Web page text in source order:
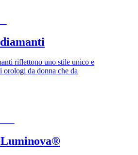
riflettono uno stile unico e
orologi da donna che da
Luminova®